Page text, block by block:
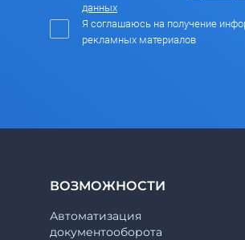
данных
Я соглашаюсь на получение
рекламных материалов
ВОЗМОЖНОСТИ
Автоматизация
документооборота